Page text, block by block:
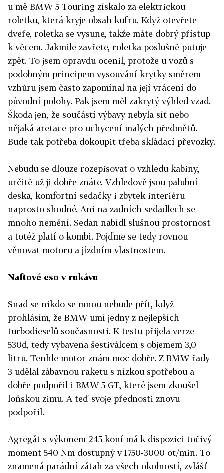
u mě BMW 5 Touring získalo za elektrickou
roletku, která kryje obsah kufru. Když otevřete
dveře, roletka se vysune, takže máte dobrý přístup
k věcem. Jakmile zavřete, roletka poslušně putuje
zpět. To jsem opravdu ocenil, protože u vozů s
podobným principem vysouvání krytky směrem
vzhůru jsem často zapomínal na její vrácení do
původní polohy. Pak jsem měl zakrytý výhled vzad.
Škoda jen, že součástí výbavy nebyla síť nebo
nějaká aretace pro uchycení malých předmětů.
Bude tak potřeba dokoupit třeba skládací převozky.
Nebudu se dlouze rozepisovat o vzhledu kabiny,
určitě už ji dobře znáte. Vzhledově jsou palubní
deska, komfortní sedačky i zbytek interiéru
naprosto shodné. Ani na zadních sedadlech se
mnoho nemění. Sedan nabídl slušnou prostornost
a totéž platí o kombi. Pojďme se tedy rovnou
věnovat motoru a jízdním vlastnostem.
Naftové eso v rukávu
Snad se nikdo se mnou nebude přít, když
prohlásím, že BMW umí jedny z nejlepších
turbodieselů současnosti. K testu přijela verze
530d, tedy vybavena šestiválcem s objemem 3,0
litru. Tenhle motor znám moc dobře. Z BMW řady
3 udělal zábavnou raketu s nízkou spotřebou a
dobře podpořil i BMW 5 GT, které jsem zkoušel
loňskou zimu. A teď svoje přednosti znovu
podpořil.
Agregát s výkonem 245 koní má k dispozici točivý
moment 540 Nm dostupný v 1750-3000 ot/min. To
znamená parádní zátah za všech okolností, zvlášť